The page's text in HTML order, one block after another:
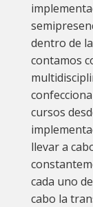
dentro de
contamos
cursos
llevar a
cada uno
cabo la